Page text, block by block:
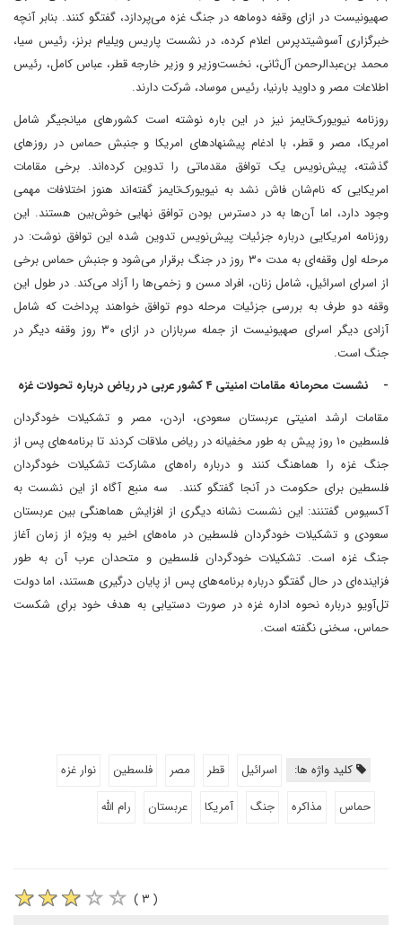
صهیونیست در ازای وقفه دوماهه در جنگ غزه می‌پردازد، گفتگو کنند. بنابر آنچه
خبرگزاری آسوشیتدپرس اعلام کرده، در نشست پاریس ویلیام برنز، رئیس سیا،
محمد بن‌عبدالرحمن آل‌ثانی، نخست‌وزیر و وزیر خارجه قطر، عباس کامل، رئیس
اطلاعات مصر و داوید بارنیا، رئیس موساد، شرکت دارند.
روزنامه نیویورک‌تایمز نیز در این باره نوشته است کشور‌های میانجیگر شامل
امریکا، مصر و قطر، با ادغام پیشنهاد‌های امریکا و جنبش حماس در روز‌های
گذشته، پیش‌نویس یک توافق مقدماتی را تدوین کرده‌اند. برخی مقامات
امریکایی که نام‌شان فاش نشد به نیویورک‌تایمز گفته‌اند هنوز اختلافات مهمی
وجود دارد، اما آن‌ها به در دسترس بودن توافق نهایی خوش‌بین هستند. این
روزنامه امریکایی درباره جزئیات پیش‌نویس تدوین شده این توافق نوشت: در
مرحله اول وقفه‌ای به مدت ۳۰ روز در جنگ برقرار می‌شود و جنبش حماس برخی
از اسرای اسرائیل، شامل زنان، افراد مسن و زخمی‌ها را آزاد می‌کند. در طول این
وقفه دو طرف به بررسی جزئیات مرحله دوم توافق خواهند پرداخت که شامل
آزادی دیگر اسرای صهیونیست از جمله سربازان در ازای ۳۰ روز وقفه دیگر در
جنگ است.
- نشست محرمانه مقامات امنیتی ۴ کشور عربی در ریاض درباره تحولات غزه
مقامات ارشد امنیتی عربستان سعودی، اردن، مصر و تشکیلات خودگردان
فلسطین ۱۰ روز پیش به طور مخفیانه در ریاض ملاقات کردند تا برنامه‌های پس از
جنگ غزه را هماهنگ کنند و درباره راه‌های مشارکت تشکیلات خودگردان
فلسطین برای حکومت در آنجا گفتگو کنند. سه منبع آگاه از این نشست به
آکسیوس گفتنند: این نشست نشانه دیگری از افزایش هماهنگی بین عربستان
سعودی و تشکیلات خودگردان فلسطین در ماه‌های اخیر به ویژه از زمان آغاز
جنگ غزه است. تشکیلات خودگردان فلسطین و متحدان عرب آن به طور
فزاینده‌ای در حال گفتگو درباره برنامه‌های پس از پایان درگیری هستند، اما دولت
تل‌آویو درباره نحوه اداره غزه در صورت دستیابی به هدف خود برای شکست
حماس، سخنی نگفته است.
کلید واژه ها: اسرائیل قطر مصر فلسطین
نوار غزه
حماس
مذاکره جنگ آمریکا عربستان رام الله
( ۳ )